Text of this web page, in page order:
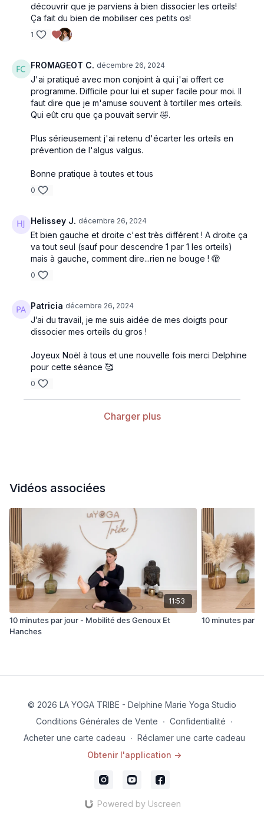
découvrir que je parviens à bien dissocier les orteils!
Ça fait du bien de mobiliser ces petits os!
1
FROMAGEOT C. décembre 26, 2024
J'ai pratiqué avec mon conjoint à qui j'ai offert ce
programme. Difficile pour lui et super facile pour moi. Il
faut dire que je m'amuse souvent à tortiller mes orteils.
Qui eût cru que ça pouvait servir 🤣.
Plus sérieusement j'ai retenu d'écarter les orteils en
prévention de l'algus valgus.
Bonne pratique à toutes et tous
0
Helissey J. décembre 26, 2024
Et bien gauche et droite c'est très différent ! A droite ça
va tout seul (sauf pour descendre 1 par 1 les orteils)
mais à gauche, comment dire...rien ne bouge ! 🫣
0
Patricia décembre 26, 2024
J’ai du travail, je me suis aidée de mes doigts pour
dissocier mes orteils du gros !
Joyeux Noël à tous et une nouvelle fois merci Delphine
pour cette séance 🥰
0
Charger plus
Vidéos associées
11:53
10 minutes par jour - Mobilité des Genoux Et
Hanches
10 minutes par
© 2026 LA YOGA TRIBE - Delphine Marie Yoga Studio
Conditions Générales de Vente ∙ Confidentialité ∙
Acheter une carte cadeau ∙ Réclamer une carte cadeau
Obtenir l'application ->
Powered by Uscreen